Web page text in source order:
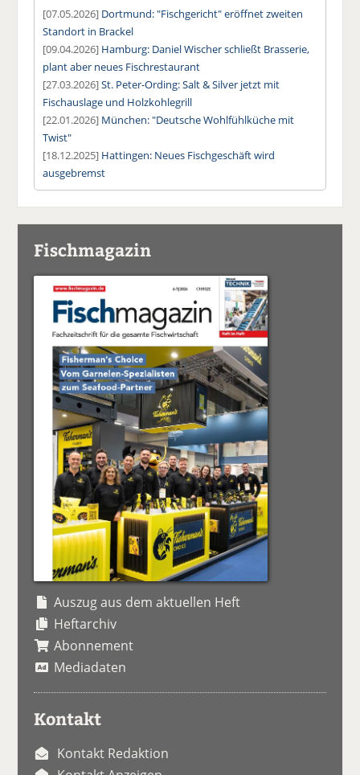
[07.05.2026] Dortmund: "Fischgericht" eröffnet zweiten
Standort in Brackel
[09.04.2026] Hamburg: Daniel Wischer schließt Brasserie,
plant aber neues Fischrestaurant
[27.03.2026]St. Peter-Ording: Salt & Silver jetzt mit
Fischauslage und Holzkohlegrill
[22.01.2026] München: "Deutsche Wohlfühlküche mit
Twist"
[18.12.2025] Hattingen: Neues Fischgeschäft wird
ausgebremst
Fischmagazin
Auszug aus dem aktuellen Heft
Heftarchiv
Abonnement
Mediadaten
Kontakt
Kontakt Redaktion